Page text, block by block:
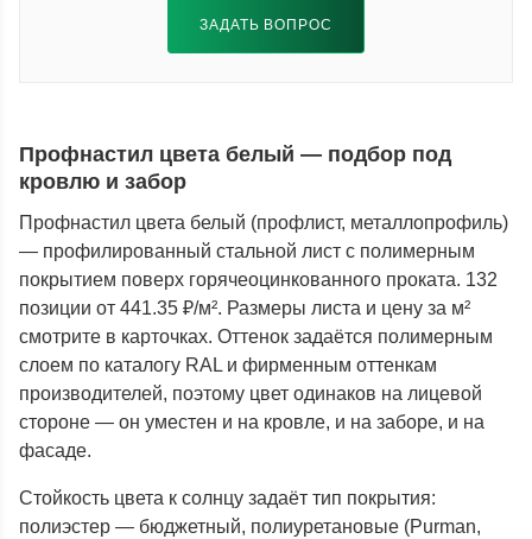
ЗАДАТЬ ВОПРОС
Профнастил цвета белый — подбор под
кровлю и забор
Профнастил цвета белый (профлист, металлопрофиль)
— профилированный стальной лист с полимерным
покрытием поверх горячеоцинкованного проката. 132
позиции от 441.35 ₽/м². Размеры листа и цену за м²
смотрите в карточках. Оттенок задаётся полимерным
слоем по каталогу RAL и фирменным оттенкам
производителей, поэтому цвет одинаков на лицевой
стороне — он уместен и на кровле, и на заборе, и на
фасаде.
Стойкость цвета к солнцу задаёт тип покрытия:
полиэстер — бюджетный, полиуретановые (Purman,